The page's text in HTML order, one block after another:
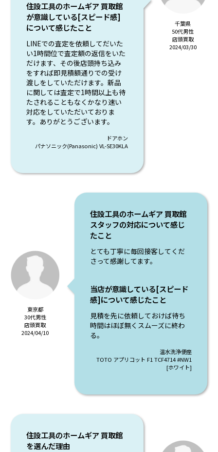
住設工具のホームギア 買取館
が意識している[スピード感]
について感じたこと
LINEでの査定を依頼してだいた
い1時間位で査定額の返信をいた
だけます、その後店頭持ち込み
をすれば即見積額通りでの受け
渡しをしていただけます。新品
に関しては査定で1時間以上も待
たされることもなくかなり速い
対応をしていただいておりま
す。ありがとうございます。
ドアホン
パナソニック(Panasonic) VL-SE30KLA
千葉県
50代男性
店頭買取
2024/03/30
東京都
30代男性
店頭買取
2024/04/10
住設工具のホームギア 買取館
スタッフの対応について感じ
たこと
とても丁寧に毎回接客してくだ
さって感謝してます。
当店が意識している[スピード
感]について感じたこと
見積を先に依頼しておけば待ち
時間はほぼ無くスムーズに終わ
る。
温水洗浄便座
TOTO アプリコット F1 TCF4714 #NW1
[ホワイト]
住設工具のホームギア 買取館
を選んだ理由